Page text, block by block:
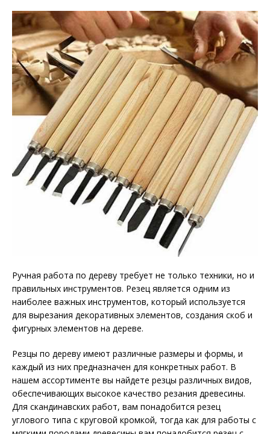
Ручная работа по дереву требует не только техники, но и
правильных инструментов. Резец является одним из
наиболее важных инструментов, который используется
для вырезания декоративных элементов, создания скоб и
фигурных элементов на дереве.
Резцы по дереву имеют различные размеры и формы, и
каждый из них предназначен для конкретных работ. В
нашем ассортименте вы найдете резцы различных видов,
обеспечивающих высокое качество резания древесины.
Для скандинавских работ, вам понадобится резец
углового типа с круговой кромкой, тогда как для работы с